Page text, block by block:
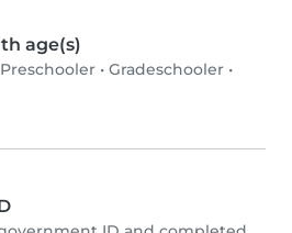
age(s)
Preschooler • Gradeschooler •